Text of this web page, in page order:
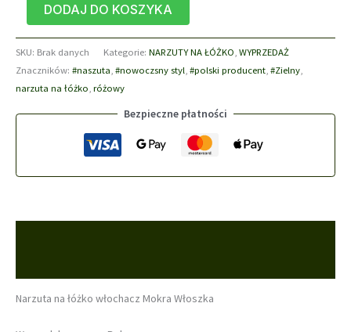
Narzuta
na
łóżko
Mokra
włoszka
DODAJ DO KOSZYKA
SKU: Brak danych Kategorie: NARZUTY NA ŁÓŻKO, WYPRZEDAŻ
Znaczników: #naszuta, #nowoczsny styl, #polski producent, #Zielny,
narzuta na łóżko, różowy
Bezpieczne płatności
Narzuta na łóżko włochacz Mokra Włoszka